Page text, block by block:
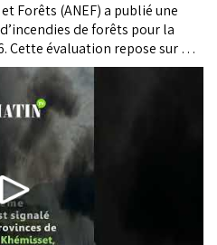
Forêts (ANEF) a publié une
de forêts pour la
Cette évaluation repose sur des
la combustibilité des forêts